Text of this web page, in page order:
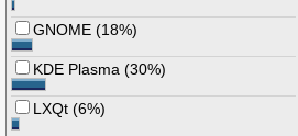
GNOME (18%)
KDE Plasma (30%)
LXQt (6%)